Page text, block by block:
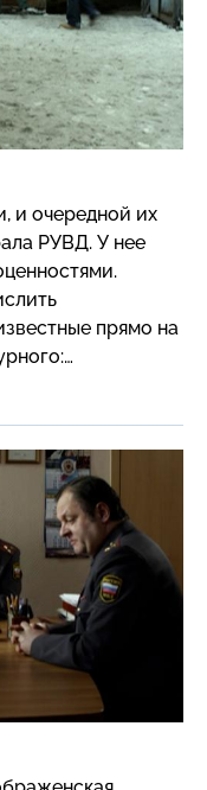
и очередной их
РУВД. У нее
прямо на
с дорогим